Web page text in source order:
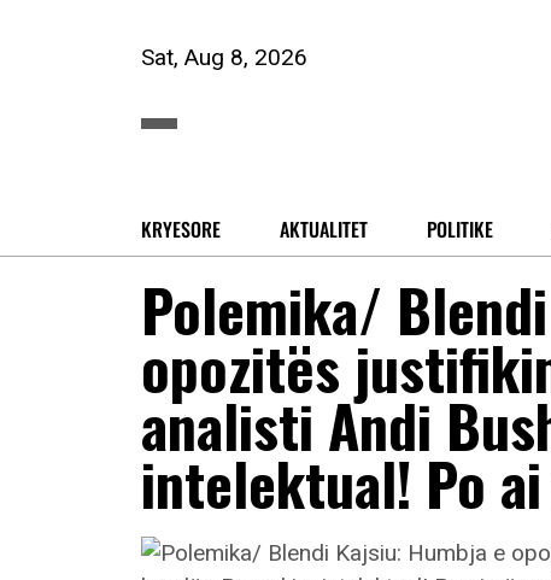
Sat, Aug 8, 2026
KRYESORE AKTUALITET POLITIKE
Polemika/
opozitës
analisti Andi
intelektual! Po ai